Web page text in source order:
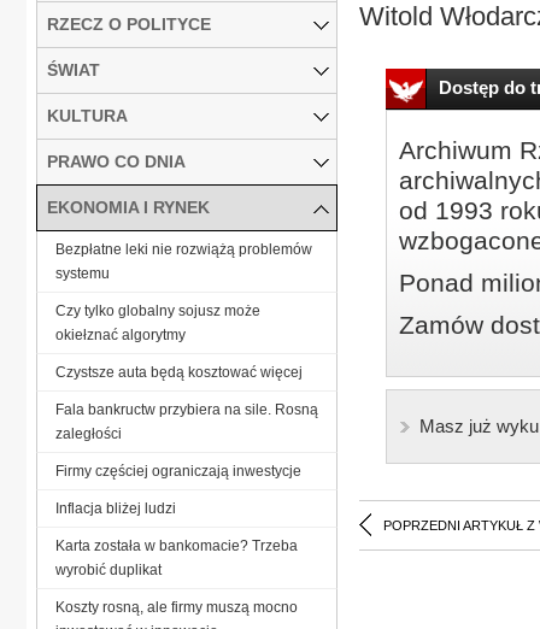
Witold
Dostęp do
Archiwum
od 1993
Ponad
Zamów
Masz już
POPRZEDNI ARTYKUŁ Z
RZECZ O POLITYCE
ŚWIAT
KULTURA
PRAWO CO DNIA
EKONOMIA I RYNEK
Bezpłatne leki nie rozwiążą problemów
systemu
Czy tylko globalny sojusz może
okiełznać algorytmy
Czystsze auta będą kosztować więcej
Fala bankructw przybiera na sile. Rosną
zaległości
Firmy częściej ograniczają inwestycje
Inflacja bliżej ludzi
Karta została w bankomacie? Trzeba
wyrobić duplikat
Koszty rosną, ale firmy muszą mocno